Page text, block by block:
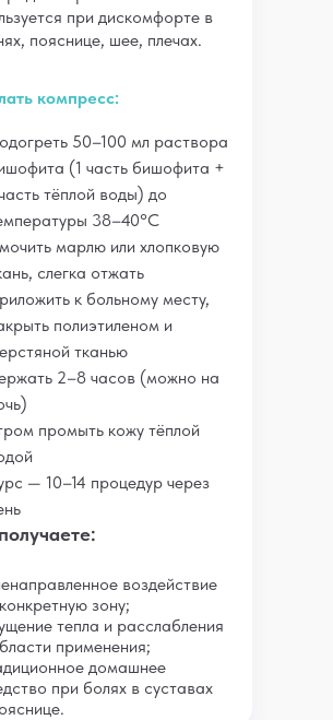
при дискомфорте в
пояснице, шее, плечах.
воздействие
зону;
тепла и расслабления
применения;
домашнее
при болях в суставах
компресс:
50–100 мл раствора
(1 часть бишофита +
тёплой воды) до
38–40°C
марлю или хлопковую
слегка отжать
к больному месту,
полиэтиленом и
тканью
2–8 часов (можно на
промыть кожу тёплой
— 10–14 процедур через